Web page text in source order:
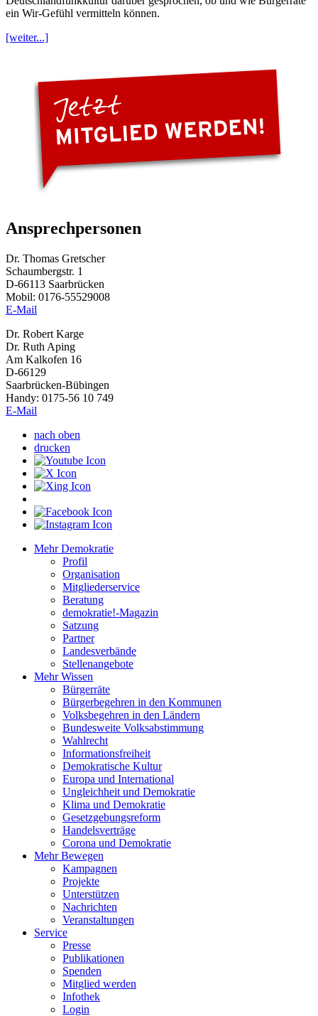
ein Wir-Gefühl vermitteln können.
[weiter...]
Ansprechpersonen
Dr. Thomas Gretscher
Schaumbergstr. 1
D-66113 Saarbrücken
Mobil: 0176-55529008
E-Mail
Dr. Robert Karge
Dr. Ruth Aping
Am Kalkofen 16
D-66129
Saarbrücken-Bübingen
Handy: 0175-56 10 749
E-Mail
nach oben
drucken
Mehr Demokratie
Profil
Organisation
Mitgliederservice
Beratung
demokratie!-Magazin
Satzung
Partner
Landesverbände
Stellenangebote
Mehr Wissen
Bürgerräte
Bürgerbegehren in den Kommunen
Volksbegehren in den Ländern
Bundesweite Volksabstimmung
Wahlrecht
Informationsfreiheit
Demokratische Kultur
Europa und International
Ungleichheit und Demokratie
Klima und Demokratie
Gesetzgebungsreform
Handelsverträge
Corona und Demokratie
Mehr Bewegen
Kampagnen
Projekte
Unterstützen
Nachrichten
Veranstaltungen
Service
Presse
Publikationen
Spenden
Mitglied werden
Infothek
Login